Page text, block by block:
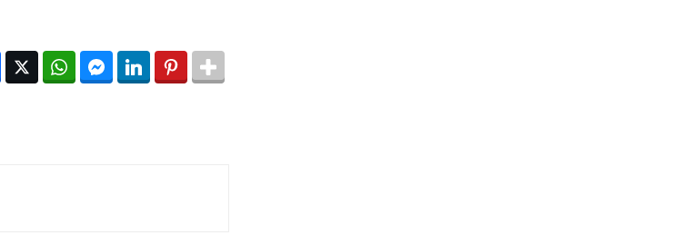
FacebookTwitter WhatsAppFacebook Messenger
LinkedIn Pinterest